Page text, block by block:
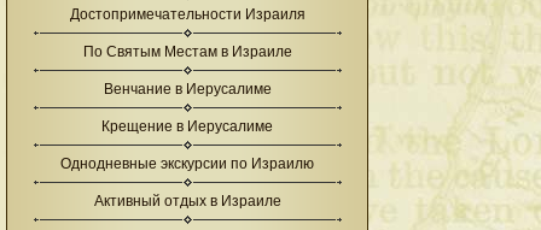
Достопримечательности Израиля
По Святым Местам в Израиле
Венчание в Иерусалиме
Крещение в Иерусалиме
Однодневные экскурсии по Израилю
Активный отдых в Израиле